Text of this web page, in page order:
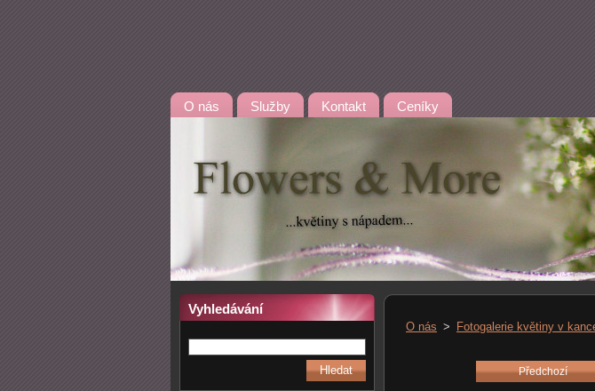
O nás Služby Kontakt Ceníky
Vyhledávání
O nás > Fotogalerie květiny v
Předchozí